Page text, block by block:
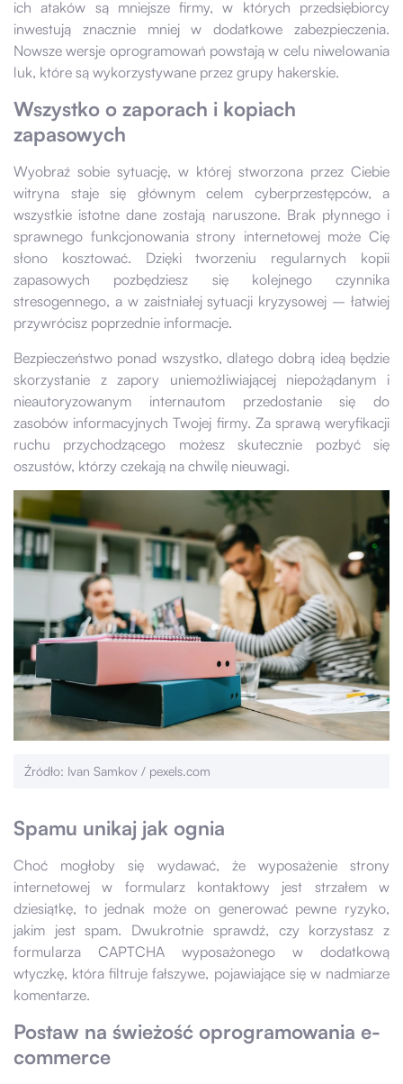
ich ataków są mniejsze firmy, w których przedsiębiorcy
inwestują znacznie mniej w dodatkowe zabezpieczenia.
Nowsze wersje oprogramowań powstają w celu niwelowania
luk, które są wykorzystywane przez grupy hakerskie.
Wszystko o zaporach i kopiach
zapasowych
Wyobraź sobie sytuację, w której stworzona przez Ciebie
witryna staje się głównym celem cyberprzestępców, a
wszystkie istotne dane zostają naruszone. Brak płynnego i
sprawnego funkcjonowania strony internetowej może Cię
słono kosztować. Dzięki tworzeniu regularnych kopii
zapasowych pozbędziesz się kolejnego czynnika
stresogennego, a w zaistniałej sytuacji kryzysowej – łatwiej
przywrócisz poprzednie informacje.
Bezpieczeństwo ponad wszystko, dlatego dobrą ideą będzie
skorzystanie z zapory uniemożliwiającej niepożądanym i
nieautoryzowanym internautom przedostanie się do
zasobów informacyjnych Twojej firmy. Za sprawą weryfikacji
ruchu przychodzącego możesz skutecznie pozbyć się
oszustów, którzy czekają na chwilę nieuwagi.
Źródło: Ivan Samkov / pexels.com
Spamu unikaj jak ognia
Choć mogłoby się wydawać, że wyposażenie strony
internetowej w formularz kontaktowy jest strzałem w
dziesiątkę, to jednak może on generować pewne ryzyko,
jakim jest spam. Dwukrotnie sprawdź, czy korzystasz z
formularza CAPTCHA wyposażonego w dodatkową
wtyczkę, która filtruje fałszywe, pojawiające się w nadmiarze
komentarze.
Postaw na świeżość oprogramowania e-
commerce